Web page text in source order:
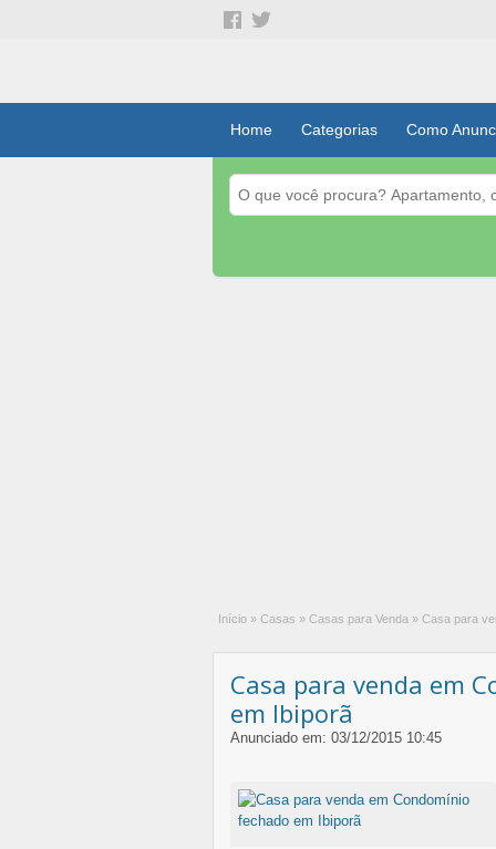
Home Categorias Como
Início » Casas » Casas para Venda » Casa para
Casa para venda em
em Ibiporã
Anunciado em: 03/12/2015 10:45